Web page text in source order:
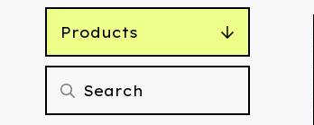
Products